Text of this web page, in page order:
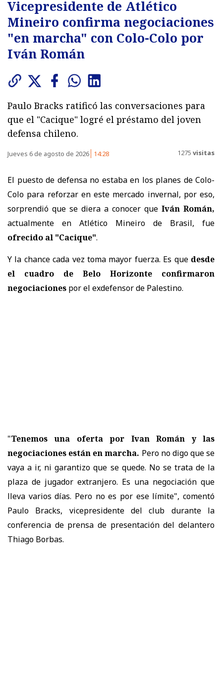
Vicepresidente de Atlético
Mineiro confirma negociaciones
"en marcha" con Colo-Colo por
Iván Román
Paulo Bracks ratificó las conversaciones para
que el "Cacique" logré el préstamo del joven
defensa chileno.
Jueves 6 de agosto de 2026 14:28 1275 visitas
El puesto de defensa no estaba en los planes de Colo-
Colo para reforzar en este mercado invernal, por eso,
sorprendió que se diera a conocer que Iván Román,
actualmente en Atlético Mineiro de Brasil, fue
ofrecido al "Cacique".
Y la chance cada vez toma mayor fuerza. Es que desde
el cuadro de Belo Horizonte confirmaron
negociaciones por el exdefensor de Palestino.
"Tenemos una oferta por Ivan Román y las
negociaciones están en marcha. Pero no digo que se
vaya a ir, ni garantizo que se quede. No se trata de la
plaza de jugador extranjero. Es una negociación que
lleva varios días. Pero no es por ese límite", comentó
Paulo Bracks, vicepresidente del club durante la
conferencia de prensa de presentación del delantero
Thiago Borbas.